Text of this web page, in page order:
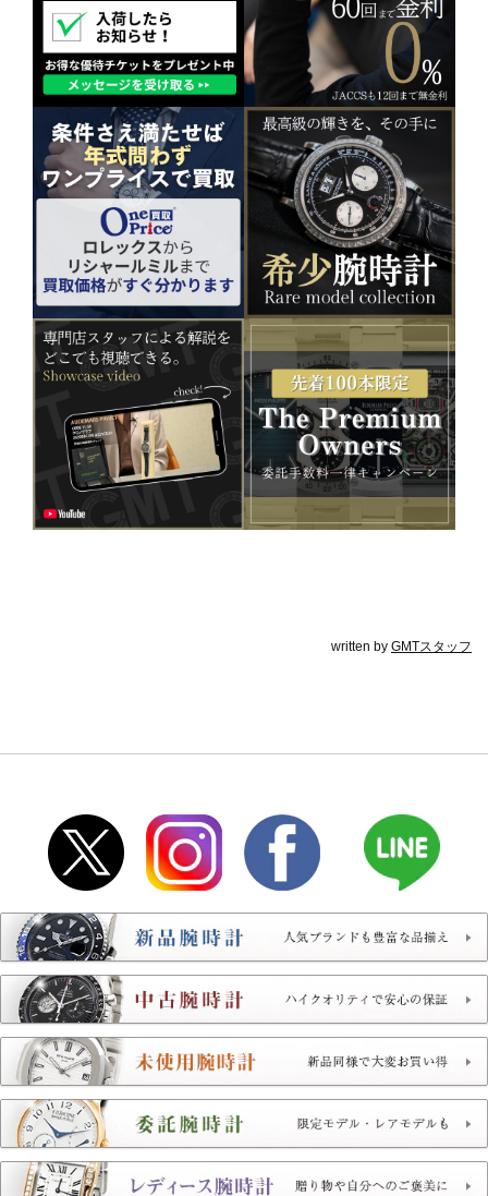
written by GMTスタッフ